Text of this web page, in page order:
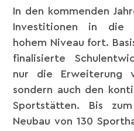
In den kommenden
Investitionen in die
hohem Niveau fort.
finalisierte
nur die Erweiterung
sondern auch den
Sportstätten. Bis
Neubau von 130